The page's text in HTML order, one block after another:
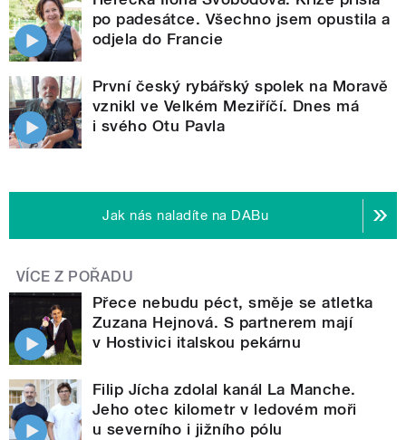
po padesátce. Všechno jsem opustila a
odjela do Francie
První český rybářský spolek na Moravě
vznikl ve Velkém Meziříčí. Dnes má
i svého Otu Pavla
Jak nás naladíte na DABu
VÍCE Z POŘADU
Přece nebudu péct, směje se atletka
Zuzana Hejnová. S partnerem mají
v Hostivici italskou pekárnu
Filip Jícha zdolal kanál La Manche.
Jeho otec kilometr v ledovém moři
u severního i jižního pólu